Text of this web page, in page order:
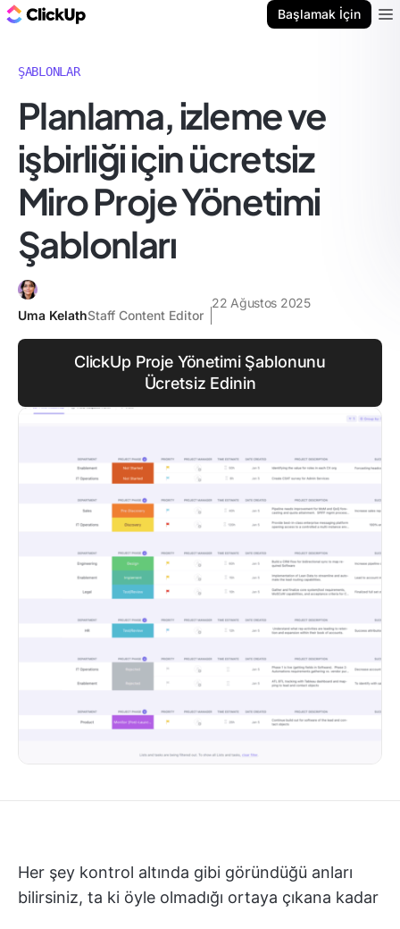
Başlamak İçin
ŞABLONLAR
Planlama, izleme ve
işbirliği için ücretsiz
Miro Proje Yönetimi
Şablonları
Uma KelathStaff Content Editor
22 Ağustos 2025
ClickUp Proje Yönetimi Şablonunu
Ücretsiz Edinin
Her şey kontrol altında gibi göründüğü anları
bilirsiniz, ta ki öyle olmadığı ortaya çıkana kadar